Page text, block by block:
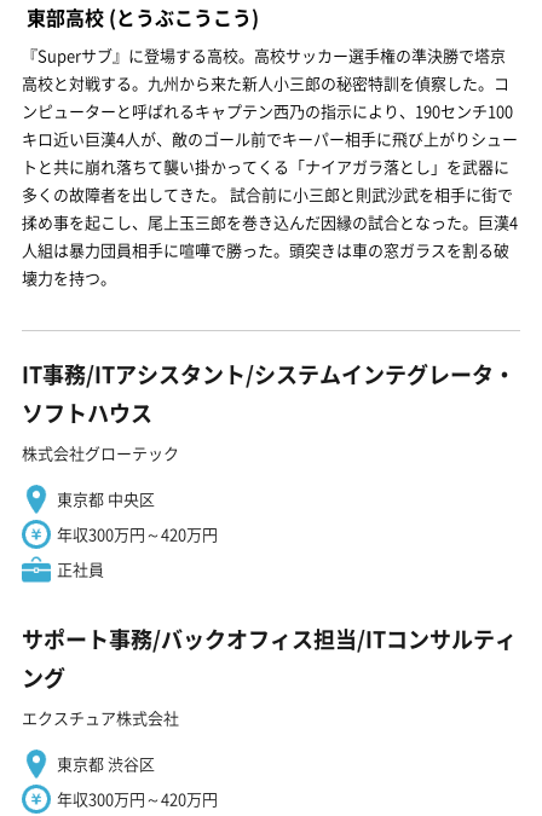
東部高校 (とうぶこうこう)
『Superサブ』に登場する高校。高校サッカー選手権の準決勝で塔京
高校と対戦する。九州から来た新人小三郎の秘密特訓を偵察した。コ
ンピューターと呼ばれるキャプテン西乃の指示により、190センチ100
キロ近い巨漢4人が、敵のゴール前でキーパー相手に飛び上がりシュー
トと共に崩れ落ちて襲い掛かってくる「ナイアガラ落とし」を武器に
多くの故障者を出してきた。 試合前に小三郎と則武沙武を相手に街で
揉め事を起こし、尾上玉三郎を巻き込んだ因縁の試合となった。巨漢4
人組は暴力団員相手に喧嘩で勝った。頭突きは車の窓ガラスを割る破
壊力を持つ。
IT事務/ITアシスタント/システムインテグレータ・
ソフトハウス
株式会社グローテック
東京都 中央区
年収300万円～420万円
正社員
サポート事務/バックオフィス担当/ITコンサルティ
ング
エクスチュア株式会社
東京都 渋谷区
年収300万円～420万円